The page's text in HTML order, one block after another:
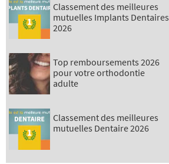
Classement des meilleures
mutuelles Implants Dentaires
2026
Top remboursements 2026
pour votre orthodontie
adulte
Classement des meilleures
mutuelles Dentaire 2026